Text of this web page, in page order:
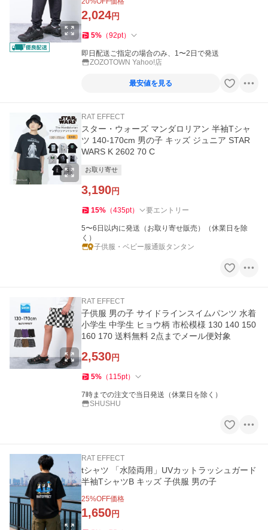
2,024円
5% （92pt）
即日配送ご指定の場合のみ、1〜2日で発送
ZOZOTOWN Yahoo!店
最安値を見る
RAT EFFECT
スター・ウォーズ マンダロリアン 半袖Tシャ
ツ 140-170cm 男の子 キッズ ジュニア STAR
WARS K 2602 70 C
お取り寄せ
3,190円
15% （435pt） 要エントリー
5〜6日以内に発送（お取り寄せ販売）（休業日を除
く）
子供服・ベビー服通販タンタン
RAT EFFECT
子供服 男の子 サイドラインスイムパンツ 水着
小学生 中学生 ヒョウ柄 市松模様 130 140 150
160 170 送料無料 2点までメール便対象
2,530円
5% （ 115pt）
7時までの注文で当日発送（休業日を除く）
SHUSHU
RAT EFFECT
tシャツ 「水陸両用」UVカットラッシュガード
半袖TシャツB キッズ 子供服 男の子
25%OFF価格
1,650円